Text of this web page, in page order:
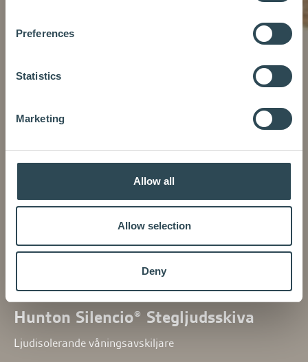
Preferences
Statistics
Marketing
Allow all
Allow selection
Deny
Hunton Silencio® Stegljudsskiva
Ljudisolerande våningsavskiljare